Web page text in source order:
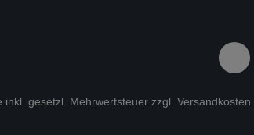
inkl. gesetzl. Mehrwertsteuer zzgl. Versandkosten